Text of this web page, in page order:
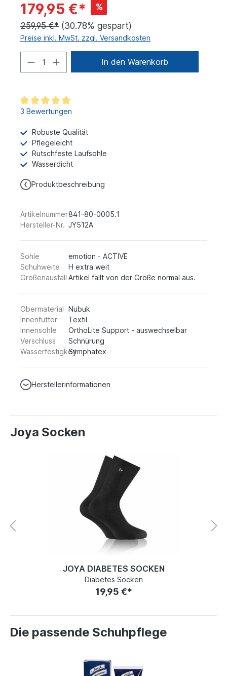
179,95 €* %
259,95 €* (30.78% gespart)
Preise inkl. MwSt. zzgl. Versandkosten
In den Warenkorb
3 Bewertungen
Robuste Qualität
Pflegeleicht
Rutschfeste Laufsohle
Wasserdicht
Produktbeschreibung
Artikelnummer841-80-0005.1
Hersteller-Nr. JY512A
Sohle
emotion - ACTIVE
Schuhweite
H extra weit
Größenausfall Artikel fällt von der Größe normal aus.
Obermaterial Nubuk
Innenfutter
Textil
Innensohle
OrthoLite Support - auswechselbar
Verschluss
Schnürung
WasserfestigkeitSymphatex
Herstellerinformationen
Joya Socken
JOYA DIABETES SOCKEN
Diabetes Socken
19,95 €*
Die passende Schuhpflege